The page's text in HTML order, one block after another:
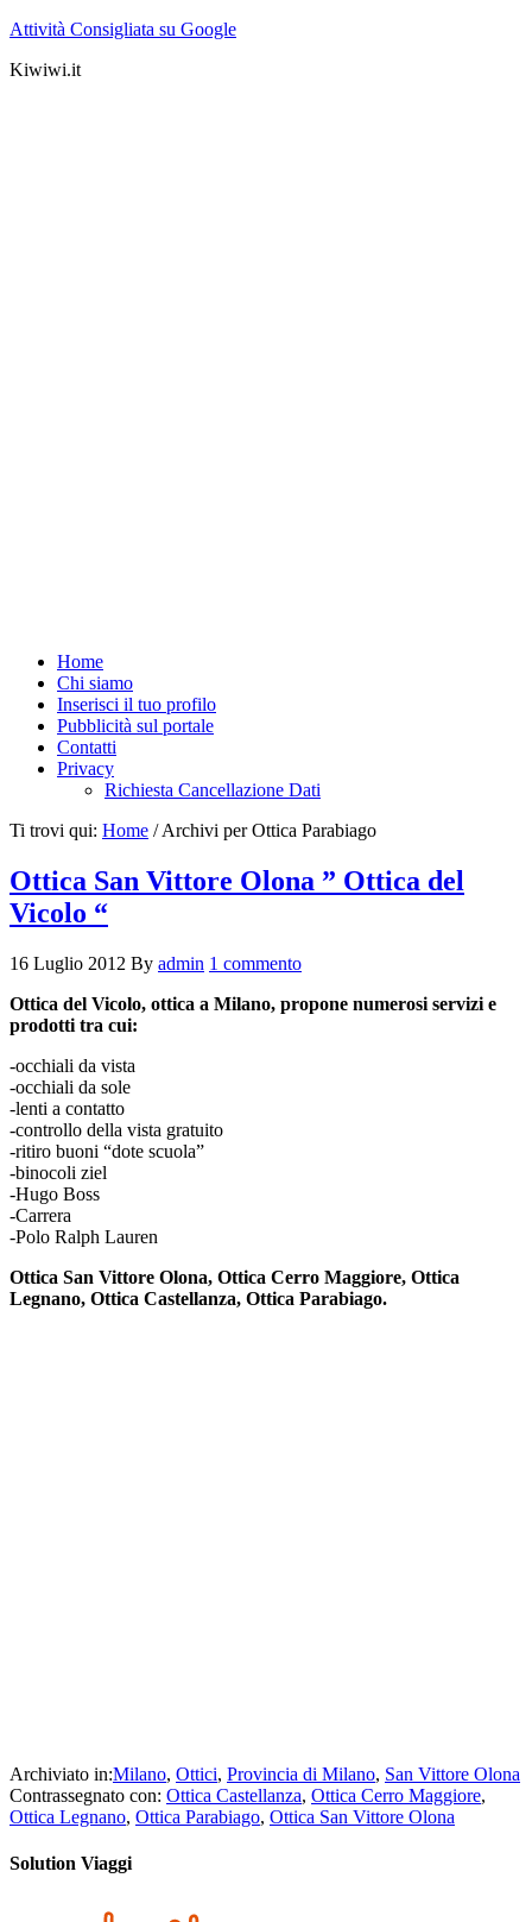
Attività Consigliata su Google
Kiwiwi.it
Home
Chi siamo
Inserisci il tuo profilo
Pubblicità sul portale
Contatti
Privacy
Richiesta Cancellazione Dati
Ti trovi qui: Home /Archivi per Ottica Parabiago
Ottica San Vittore Olona ” Ottica del
Vicolo “
16 Luglio 2012 By admin 1 commento
Ottica del Vicolo, ottica a Milano, propone numerosi servizi e
prodotti tra cui:
-occhiali da vista
-occhiali da sole
-lenti a contatto
-controllo della vista gratuito
-ritiro buoni “dote scuola”
-binocoli ziel
-Hugo Boss
-Carrera
-Polo Ralph Lauren
Ottica San Vittore Olona, Ottica Cerro Maggiore, Ottica
Legnano, Ottica Castellanza, Ottica Parabiago.
Archiviato in:Milano, Ottici, Provincia di Milano, San Vittore Olona
Contrassegnato con: Ottica Castellanza, Ottica Cerro Maggiore,
Ottica Legnano, Ottica Parabiago, Ottica San Vittore Olona
Solution Viaggi